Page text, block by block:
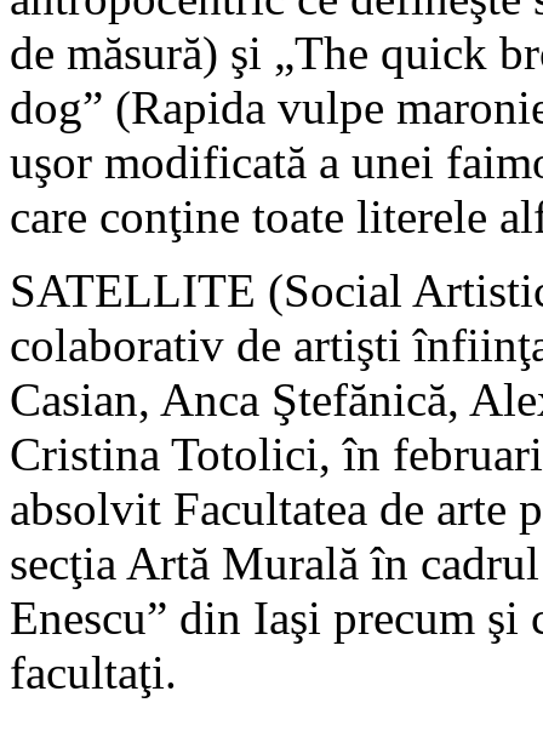
de măsură) şi „The quick
dog” (Rapida vulpe
uşor modificată a unei
care conţine toate literele
SATELLITE (Social
colaborativ de artişti
Casian, Anca Ştefănică,
Cristina Totolici, în
absolvit Facultatea de arte
secţia Artă Murală în
Enescu” din Iaşi precum şi
facultaţi.